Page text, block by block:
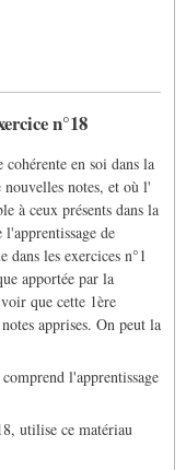
n°18
en soi dans la
notes, et où l'
à ceux présents dans la
de
dans les exercices n°1
apportée par la
que cette 1ère
apprises. On peut la
l'apprentissage
utilise ce matériau